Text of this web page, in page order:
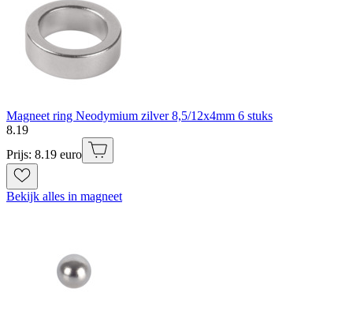
Magneet ring Neodymium zilver 8,5/12x4mm 6 stuks
8.19
Prijs: 8.19 euro
Bekijk alles in magneet